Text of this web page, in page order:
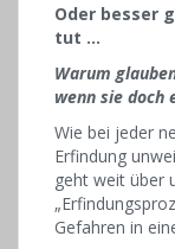
Oder besser
tut …
Warum
wenn sie doch
Wie bei jeder
Erfindung
geht weit über
Gefahren in